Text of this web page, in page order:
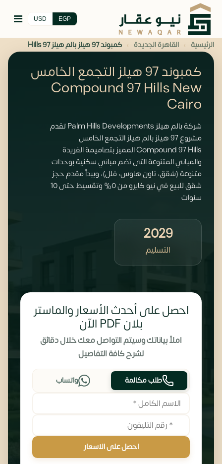
EGP
USD
الرئيسية › القاهرة الجديدة › كمبوند 97 هيلز بالم هيلز 97 Hills
كمبوند 97 هيلز التجمع الخامس
Compound 97 Hills New
Cairo
شركة بالم هيلز Palm Hills Developments تقدم
مشروع 97 هيلز بالم هيلز التجمع الخامس
Compound 97 Hills المميز بتصاميمة الفريدة
والمباني المتنوعة التى تضم مباني سكنية بوحدات
متنوعة (شقق، تاون هاوس، فلل)، وببدأ مقدم حجز
شقق للبيع في نيو كايرو من 0% وتقسيط حتى 10
سنوات
2029
التسليم
احصل على أحدث الأسعار والماستر
بلان PDF الآن
املأ بياناتك وسيتم التواصل معك خلال دقائق
لشرح كافة التفاصيل
طلب مكالمة واتساب
احصل على الاسعار